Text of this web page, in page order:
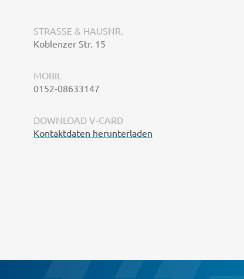
STRASSE & HAUSNR.
Koblenzer Str. 15
MOBIL
0152-08633147
DOWNLOAD V-CARD
Kontaktdaten herunterladen